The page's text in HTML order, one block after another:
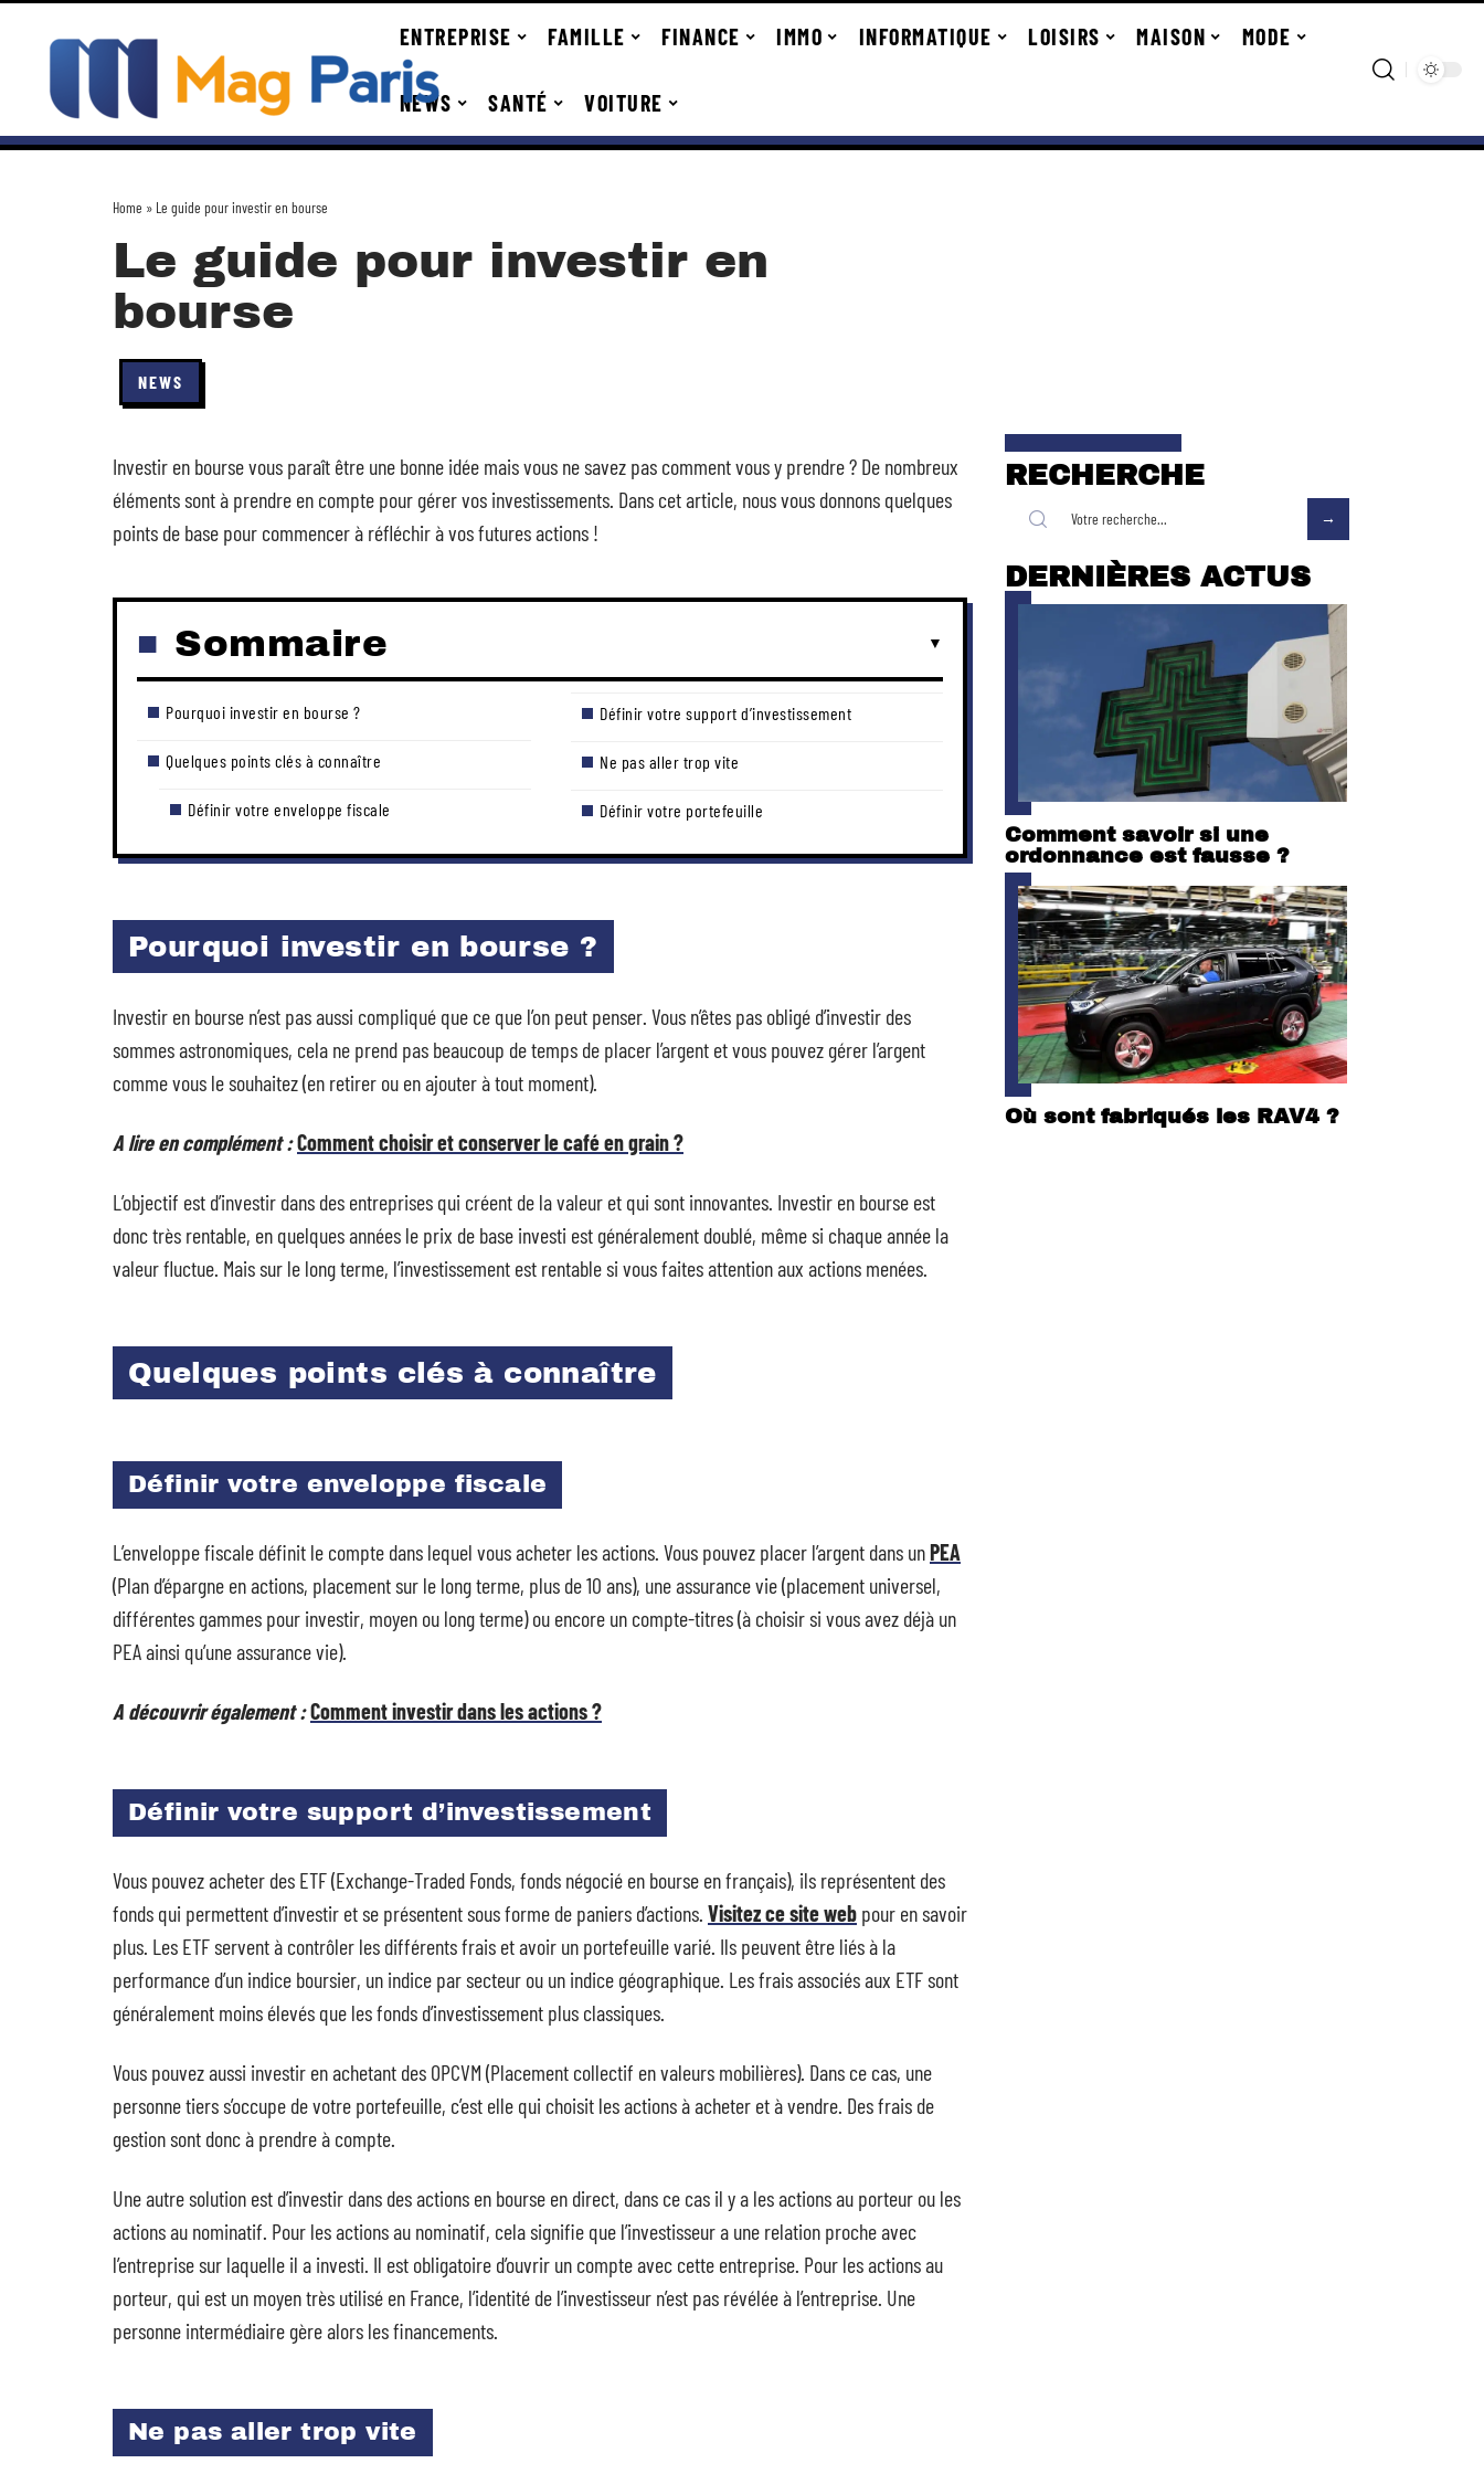
ENTREPRISE FAMILLE FINANCE IMMO INFORMATIQUE LOISIRS MAISON MODE
NEWS SANTÉ VOITURE
Home » Le guide pour investir en bourse
Le guide pour investir en
bourse
NEWS
Investir en bourse vous paraît être une bonne idée mais vous ne savez pas comment vous y prendre ? De nombreux
éléments sont à prendre en compte pour gérer vos investissements. Dans cet article, nous vous donnons quelques
points de base pour commencer à réfléchir à vos futures actions !
Sommaire
Pourquoi investir en bourse ?
Quelques points clés à connaître
Définir votre enveloppe fiscale
Définir votre support d’investissement
Ne pas aller trop vite
Définir votre portefeuille
Pourquoi investir en bourse ?
Investir en bourse n’est pas aussi compliqué que ce que l’on peut penser. Vous n’êtes pas obligé d’investir des
sommes astronomiques, cela ne prend pas beaucoup de temps de placer l’argent et vous pouvez gérer l’argent
comme vous le souhaitez (en retirer ou en ajouter à tout moment).
A lire en complément :Comment choisir et conserver le café en grain ?
L’objectif est d’investir dans des entreprises qui créent de la valeur et qui sont innovantes. Investir en bourse est
donc très rentable, en quelques années le prix de base investi est généralement doublé, même si chaque année la
valeur fluctue. Mais sur le long terme, l’investissement est rentable si vous faites attention aux actions menées.
Quelques points clés à connaître
Définir votre enveloppe fiscale
L’enveloppe fiscale définit le compte dans lequel vous acheter les actions. Vous pouvez placer l’argent dans unPEA
(Plan d’épargne en actions, placement sur le long terme, plus de 10 ans), une assurance vie (placement universel,
différentes gammes pour investir, moyen ou long terme) ou encore un compte-titres (à choisir si vous avez déjà un
PEA ainsi qu’une assurance vie).
A découvrir également :Comment investir dans les actions ?
Définir votre support d’investissement
Vous pouvez acheter des ETF (Exchange-Traded Fonds, fonds négocié en bourse en français), ils représentent des
fonds qui permettent d’investir et se présentent sous forme de paniers d’actions. Visitez ce site web pour en savoir
plus. Les ETF servent à contrôler les différents frais et avoir un portefeuille varié. Ils peuvent être liés à la
performance d’un indice boursier, un indice par secteur ou un indice géographique. Les frais associés aux ETF sont
généralement moins élevés que les fonds d’investissement plus classiques.
Vous pouvez aussi investir en achetant des OPCVM (Placement collectif en valeurs mobilières). Dans ce cas, une
personne tiers s’occupe de votre portefeuille, c’est elle qui choisit les actions à acheter et à vendre. Des frais de
gestion sont donc à prendre à compte.
Une autre solution est d’investir dans des actions en bourse en direct, dans ce cas il y a les actions au porteur ou les
actions au nominatif. Pour les actions au nominatif, cela signifie que l’investisseur a une relation proche avec
l’entreprise sur laquelle il a investi. Il est obligatoire d’ouvrir un compte avec cette entreprise. Pour les actions au
porteur, qui est un moyen très utilisé en France, l’identité de l’investisseur n’est pas révélée à l’entreprise. Une
personne intermédiaire gère alors les financements.
Ne pas aller trop vite
RECHERCHE
DERNIÈRES ACTUS
Comment savoir si une
ordonnance est fausse ?
Où sont fabriqués les RAV4 ?